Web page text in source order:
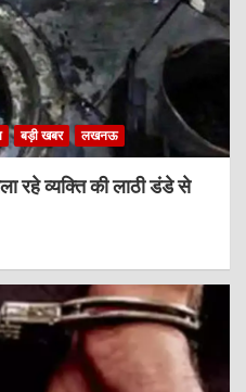
बड़ी खबर लखनऊ
रहे व्यक्ति की लाठी डंडे से